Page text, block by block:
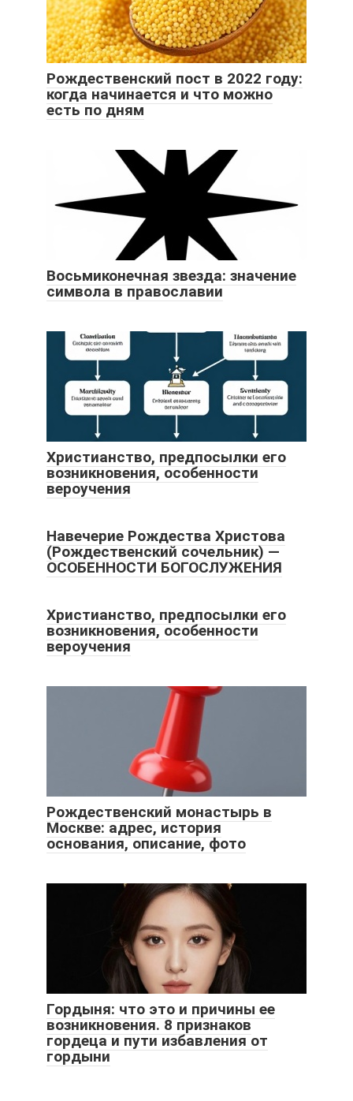
Рождественский пост в 2022 году:
когда начинается и что можно
есть по дням
Восьмиконечная звезда: значение
символа в православии
Христианство, предпосылки его
возникновения, особенности
вероучения
Навечерие Рождества Христова
(Рождественский сочельник) —
ОСОБЕННОСТИ БОГОСЛУЖЕНИЯ
Христианство, предпосылки его
возникновения, особенности
вероучения
Рождественский монастырь в
Москве: адрес, история
основания, описание, фото
Гордыня: что это и причины ее
возникновения. 8 признаков
гордеца и пути избавления от
гордыни